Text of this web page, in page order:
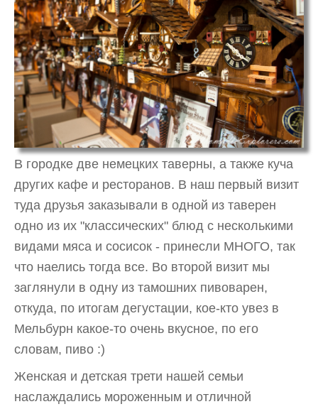
В городке две немецких таверны, а также куча
других кафе и ресторанов. В наш первый визит
туда друзья заказывали в одной из таверен
одно из их "классических" блюд с несколькими
видами мяса и сосисок - принесли МНОГО, так
что наелись тогда все. Во второй визит мы
заглянули в одну из тамошних пивоварен,
откуда, по итогам дегустации, кое-кто увез в
Мельбурн какое-то очень вкусное, по его
словам, пиво :)
Женская и детская трети нашей семьи
наслаждались мороженным и отличной